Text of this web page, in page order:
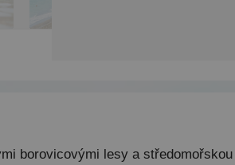
borovicovými lesy a